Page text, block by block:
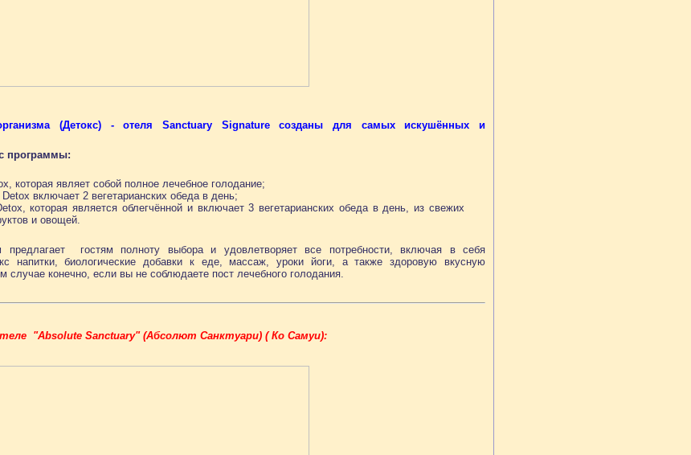
(Детокс) - отеля Sanctuary Signature созданы для самых искушённых и
программы:
которая являет собой полное лечебное голодание;
включает 2 вегетарианских обеда в день;
которая является облегчённой и включает 3 вегетарианских обеда в день, из свежих
и овощей.
предлагает гостям полноту выбора и удовлетворяет все потребности, включая в себя
напитки, биологические добавки к еде, массаж, уроки йоги, а также здоровую вкусную
случае конечно, если вы не соблюдаете пост лечебного голодания.
"Absolute Sanctuary" (Абсолют Санктуари) ( Ко Самуи):